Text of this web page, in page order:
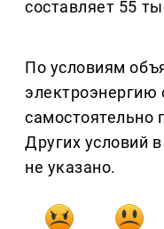
составляет 55
По условиям
электроэнергию
самостоятельно
Других условий
не указано.